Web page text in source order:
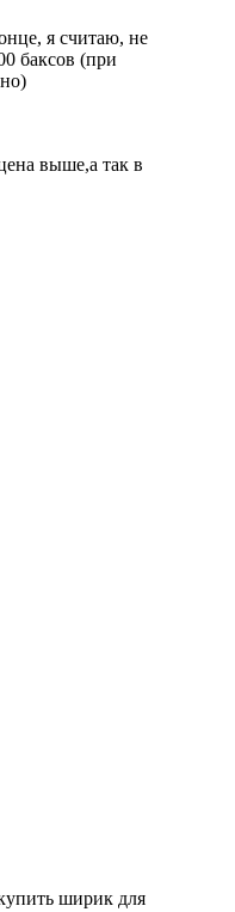
я считаю, не
баксов (при
выше,а так в
ширик для